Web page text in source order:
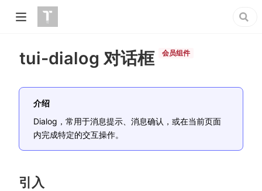
tui-dialog 对话框 会员组件
介绍
Dialog，常用于消息提示、消息确认，或在当前页面
内完成特定的交互操作。
引入